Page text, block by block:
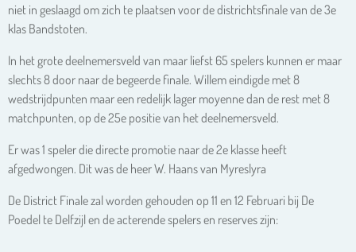
niet in geslaagd om zich te plaatsen voor de districhtsfinale van de 3e
klas Bandstoten.
In het grote deelnemersveld van maar liefst 65 spelers kunnen er maar
slechts 8 door naar de begeerde finale. Willem eindigde met 8
wedstrijdpunten maar een redelijk lager moyenne dan de rest met 8
matchpunten, op de 25e positie van het deelnemersveld.
Er was 1 speler die directe promotie naar de 2e klasse heeft
afgedwongen. Dit was de heer W. Haans van Myreslyra
De District Finale zal worden gehouden op 11 en 12 Februari bij De
Poedel te Delfzijl en de acterende spelers en reserves zijn: